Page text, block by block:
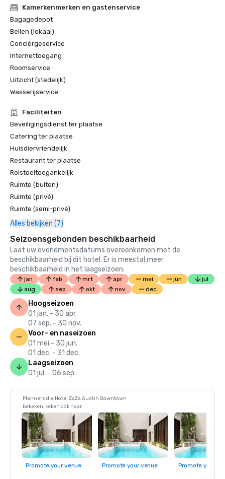
Kamerkenmerken en gastenservice
Bagagedepot
Bellen (lokaal)
Conciërgeservice
Internettoegang
Roomservice
Uitzicht (stedelijk)
Wasserijservice
Faciliteiten
Beveiligingsdienst ter plaatse
Catering ter plaatse
Huisdiervriendelijk
Restaurant ter plaatse
Rolstoeltoegankelijk
Ruimte (buiten)
Ruimte (privé)
Ruimte (semi-privé)
Alles bekijken (7)
Seizoensgebonden beschikbaarheid
Laat uw evenementsdatums overeenkomen met de
beschikbaarheid bij dit hotel. Er is meestal meer
beschikbaarheid in het laagseizoen.
jan feb mrt apr mei jun
jul
aug
sep okt nov dec
Hoogseizoen
01 jan. - 30 apr.
07 sep. - 30 nov.
Voor- en naseizoen
01 mei - 30 jun.
01 dec. - 31 dec.
Laagseizoen
01 jul. - 06 sep.
Planners die Hotel ZaZa Austin Downtown
bekeken, keken ook naar
Promote your venue Promote your venue Promote your